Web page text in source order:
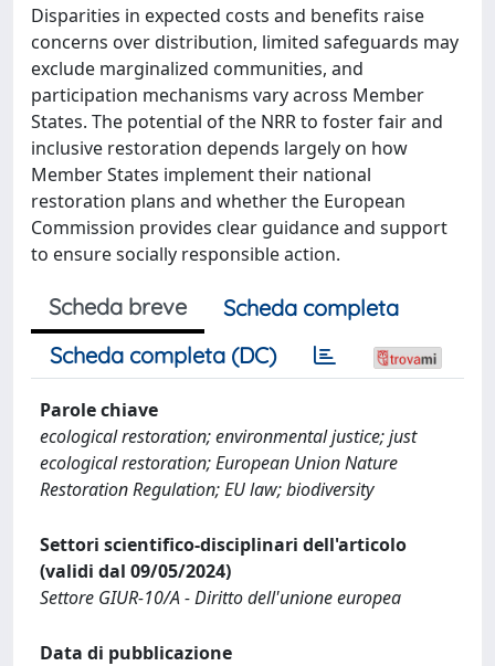
Disparities in expected costs and benefits raise
concerns over distribution, limited safeguards may
exclude marginalized communities, and
participation mechanisms vary across Member
States. The potential of the NRR to foster fair and
inclusive restoration depends largely on how
Member States implement their national
restoration plans and whether the European
Commission provides clear guidance and support
to ensure socially responsible action.
Scheda breve
Scheda completa
Scheda completa (DC)
Parole chiave
ecological restoration; environmental justice; just
ecological restoration; European Union Nature
Restoration Regulation; EU law; biodiversity
Settori scientifico-disciplinari dell'articolo
(validi dal 09/05/2024)
Settore GIUR-10/A - Diritto dell'unione europea
Data di pubblicazione